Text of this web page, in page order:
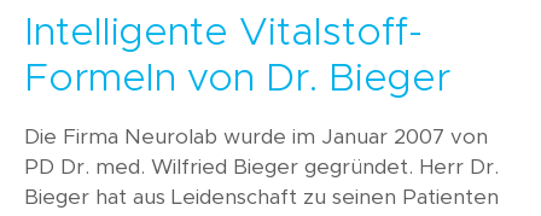
Intelligente Vitalstoff-
Formeln von Dr. Bieger
Die Firma Neurolab wurde im Januar 2007 von
PD Dr. med. Wilfried Bieger gegründet. Herr Dr.
Bieger hat aus Leidenschaft zu seinen Patienten